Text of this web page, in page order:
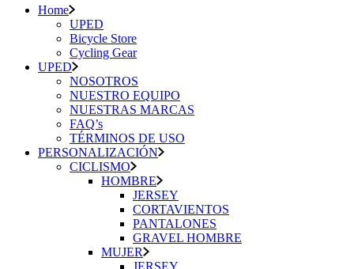
Home
UPED
Bicycle Store
Cycling Gear
UPED
NOSOTROS
NUESTRO EQUIPO
NUESTRAS MARCAS
FAQ’s
TÉRMINOS DE USO
PERSONALIZACIÓN
CICLISMO
HOMBRE
JERSEY
CORTAVIENTOS
PANTALONES
GRAVEL HOMBRE
MUJER